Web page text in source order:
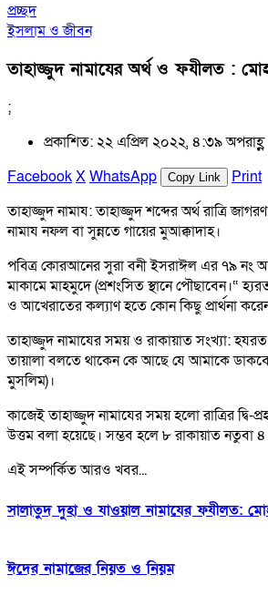
প্রচ্ছদ
ইসলাম ও জীবন
তাহাজ্জুদ নামাযের অর্থ ও ফযীলত :
;
প্রকাশিত: ২২ এপ্রিল ২০২২, ৪:৩৯
FacebookXWhatsApp Copy Link
Print
তাহাজ্জুদ নামায:তাহাজ্জুদ শব্দের অর্থ রাত্রি
নামায নফল বা সুন্নতে গায়ের মুআক্কাদাহ।
পবিত্র কোরআনের সুরা বনী ইসরাঈল এর ৭৯ নং
মাকামে মাহমুদে (প্রশংসিত স্থানে পৌছাবেন।“
ও আখেরাতের কল্যাণ হতে কোনকিছু প্রার্থনা
তাহাজ্জুদ নামাযের সময় ও রাকায়াত সংখ্যা:হযরত
তায়ালা বলতে থাকেন কে আছে যেআমাকে
মুসলিম)।
কাজেই তাহাজ্জুদ নামাযের সময় হলাে রাত্রির
উত্তম বলা হয়েছে। সম্ভব হলে ৮ রাকায়াত নতুবা
এই সম্পর্কিত আরও খবর...
সালাতুদ দুহা ও যাওয়াল নামাযের ফযীলত:
ঈদের নামাজের নিয়ত ও নিয়ম